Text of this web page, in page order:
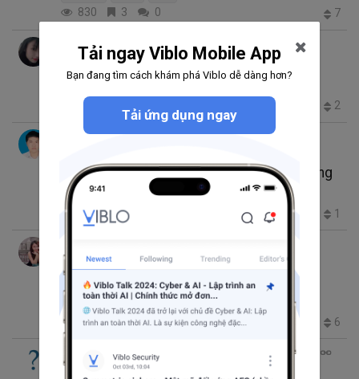
830 3 0 7
Tran Thi Thoa thg 9 18, 2020 2:06 SA 9 phút đọc
Component Testing - Kiểm thử thành phần
6.2K 2
Nguyen Luong Huy
VueJS UnitTest: Deep vs Shallow Rendering
Unit Test VueJS
368 0 1
thg 6 15, 2020 3:48 SA
9 phút đọc
Hướng dẫn viết Unit test trong Angular
9.0K 1 0 6
Hoang Anh Tu B thg 5 22, 2020 6:31 CH 2 phút đọc
Unit test elasticsearch trong rails
Tải ngay Viblo Mobile App
Bạn đang tìm cách khám phá Viblo dễ dàng hơn?
Tải ứng dụng ngay